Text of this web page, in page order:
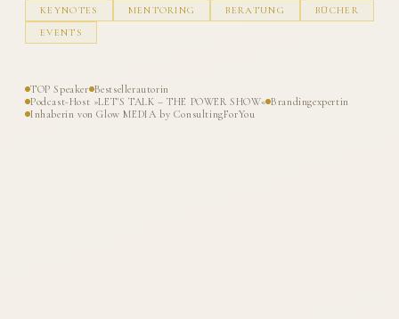
KEYNOTES MENTORING BERATUNG
BÜCHER
EVENTS
TOP Speaker Bestsellerautorin
Podcast-Host »LET'S TALK – THE POWER SHOW« Brandingexpertin
Inhaberin von Glow MEDIA by ConsultingForYou